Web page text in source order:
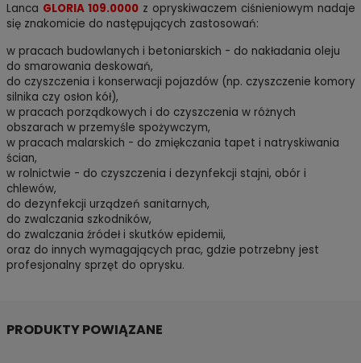
Lanca GLORIA 109.0000z opryskiwaczem ciśnieniowym nadaje
się znakomicie do następujących zastosowań:
w pracach budowlanych i betoniarskich - do nakładania oleju
do smarowania deskowań,
do czyszczenia i konserwacji pojazdów (np. czyszczenie komory
silnika czy osłon kół),
w pracach porządkowych i do czyszczenia w różnych
obszarach w przemyśle spożywczym,
w pracach malarskich - do zmiękczania tapet i natryskiwania
ścian,
w rolnictwie - do czyszczenia i dezynfekcji stajni, obór i
chlewów,
do dezynfekcji urządzeń sanitarnych,
do zwalczania szkodników,
do zwalczania źródeł i skutków epidemii,
oraz do innych wymagających prac, gdzie potrzebny jest
profesjonalny sprzęt do oprysku.
PRODUKTY POWIĄZANE